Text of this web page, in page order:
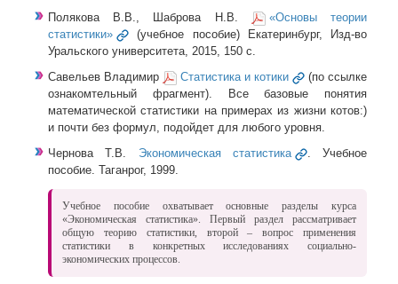
Полякова В.В., Шаброва Н.В.
«Основы теории
статистики»
(учебное пособие) Екатеринбург, Изд-во
Уральского университета, 2015, 150 с.
Савельев Владимир
Статистика и котики
(по ссылке
ознакомтельный фрагмент). Все базовые понятия
математической статистики на примерах из жизни котов:)
и почти без формул, подойдет для любого уровня.
Чернова Т.В. Экономическая статистика
. Учебное
пособие. Таганрог, 1999.
Учебное пособие охватывает основные разделы курса
«Экономическая статистика». Первый раздел рассматривает
общую теорию статистики, второй – вопрос применения
статистики в конкретных исследованиях социально-
экономических процессов.